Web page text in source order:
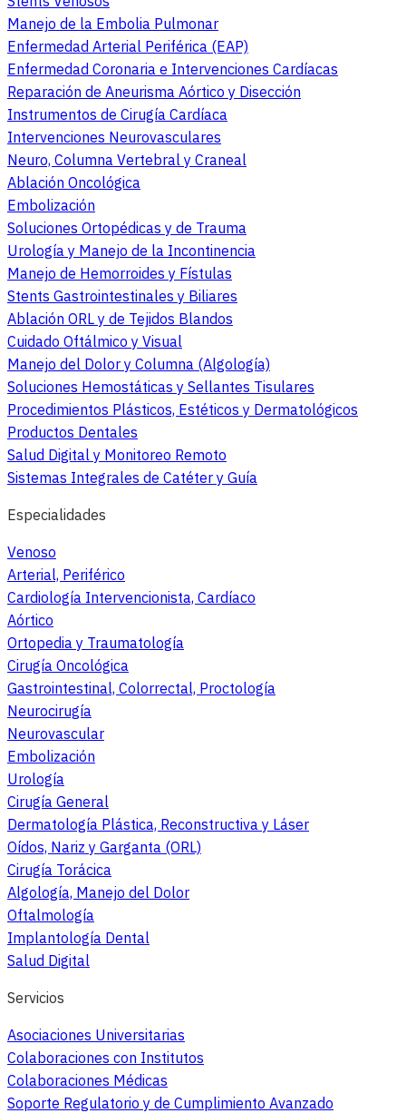
Manejo de la Embolia Pulmonar
Enfermedad Arterial Periférica (EAP)
Enfermedad Coronaria e Intervenciones Cardíacas
Reparación de Aneurisma Aórtico y Disección
Instrumentos de Cirugía Cardíaca
Intervenciones Neurovasculares
Neuro, Columna Vertebral y Craneal
Ablación Oncológica
Embolización
Soluciones Ortopédicas y de Trauma
Urología y Manejo de la Incontinencia
Manejo de Hemorroides y Fístulas
Stents Gastrointestinales y Biliares
Ablación ORL y de Tejidos Blandos
Cuidado Oftálmico y Visual
Manejo del Dolor y Columna (Algología)
Soluciones Hemostáticas y Sellantes Tisulares
Procedimientos Plásticos, Estéticos y Dermatológicos
Productos Dentales
Salud Digital y Monitoreo Remoto
Sistemas Integrales de Catéter y Guía
Especialidades
Venoso
Arterial, Periférico
Cardiología Intervencionista, Cardíaco
Aórtico
Ortopedia y Traumatología
Cirugía Oncológica
Gastrointestinal, Colorrectal, Proctología
Neurocirugía
Neurovascular
Embolización
Urología
Cirugía General
Dermatología Plástica, Reconstructiva y Láser
Oídos, Nariz y Garganta (ORL)
Cirugía Torácica
Algología, Manejo del Dolor
Oftalmología
Implantología Dental
Salud Digital
Servicios
Asociaciones Universitarias
Colaboraciones con Institutos
Colaboraciones Médicas
Soporte Regulatorio y de Cumplimiento Avanzado